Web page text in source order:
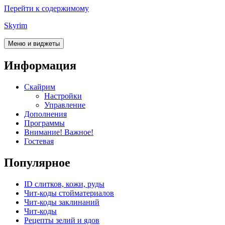
Перейти к содержимому
Skyrim
Меню и виджеты
Информация
Скайрим
Настройки
Управление
Дополнения
Программы
Внимание! Важное!
Гостевая
Популярное
ID слитков, кожи, руды
Чит-коды стойматериалов
Чит-коды заклинаний
Чит-коды
Рецепты зелий и ядов